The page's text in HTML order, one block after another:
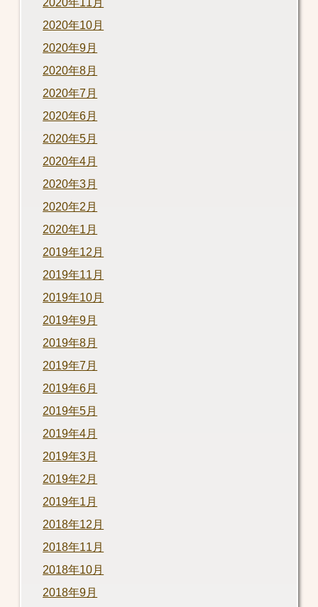
2020年11月
2020年10月
2020年9月
2020年8月
2020年7月
2020年6月
2020年5月
2020年4月
2020年3月
2020年2月
2020年1月
2019年12月
2019年11月
2019年10月
2019年9月
2019年8月
2019年7月
2019年6月
2019年5月
2019年4月
2019年3月
2019年2月
2019年1月
2018年12月
2018年11月
2018年10月
2018年9月